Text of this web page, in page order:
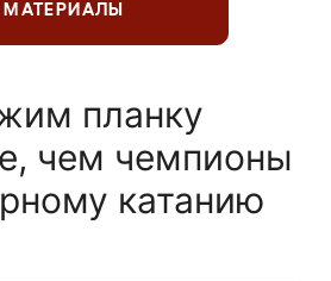
МАТЕРИАЛЫ
планку
чем чемпионы
катанию